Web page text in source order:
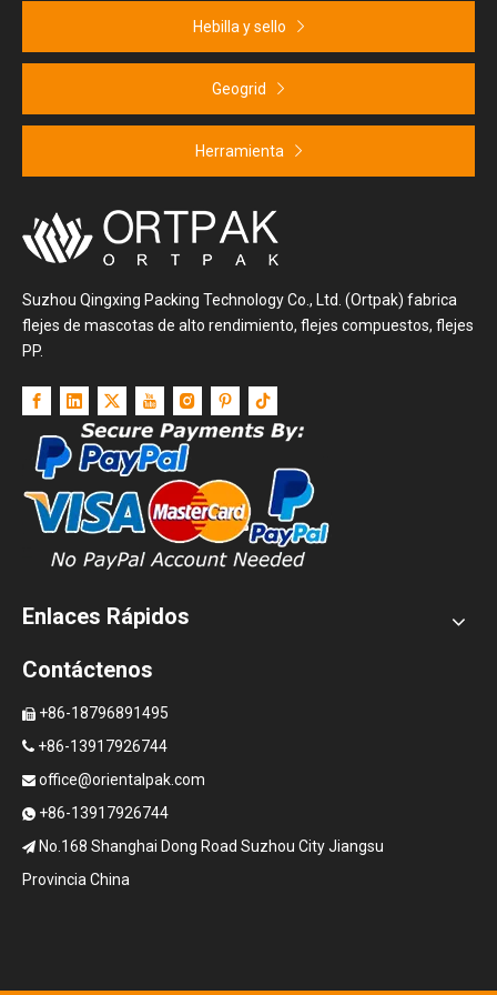
Hebilla y sello
Geogrid
Herramienta
Suzhou Qingxing Packing Technology Co., Ltd. (Ortpak) fabrica
flejes de mascotas de alto rendimiento, flejes compuestos, flejes
PP.
Enlaces Rápidos
Contáctenos
 +86-18796891495
 +86-13917926744
 office@orientalpak.com
 +86-13917926744
 No.168 Shanghai Dong Road Suzhou City Jiangsu
Provincia China